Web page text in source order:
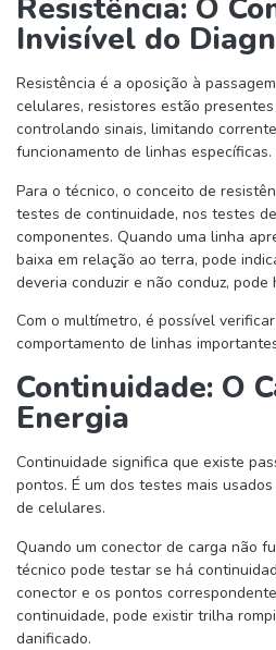
Resistência: O
Invisível do
Resistência é a oposição à
celulares, resistores estão
controlando sinais, limitando
funcionamento de linhas específicas.
Para o técnico, o conceito de
testes de continuidade, nos testes
componentes. Quando uma linha
baixa em relação ao terra, pode
deveria conduzir e não conduz, pode
Com o multímetro, é possível
comportamento de linhas
Continuidade: O
Energia
Continuidade significa que existe
pontos. É um dos testes mais
de celulares.
Quando um conector de carga não
técnico pode testar se há
conector e os pontos
continuidade, pode existir trilha
danificado.